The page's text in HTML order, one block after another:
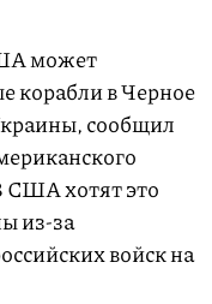
может
корабли в Черное
сообщил
США хотят это
из-за
войск на